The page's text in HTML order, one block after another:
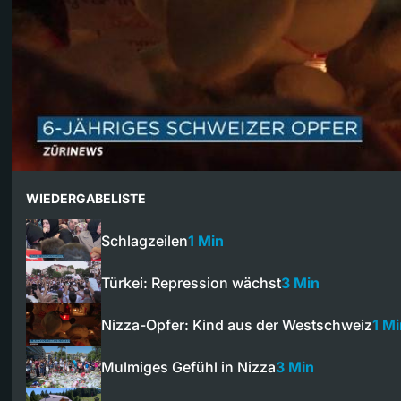
WIEDERGABELISTE
Schlagzeilen1 Min
Türkei: Repression wächst3 Min
Nizza-Opfer: Kind aus der Westschweiz1
Mulmiges Gefühl in Nizza3 Min